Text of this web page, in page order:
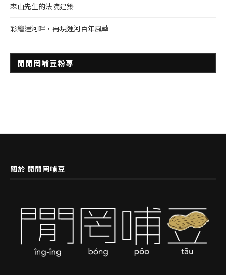
森山先生的法院建築
彩繪運河畔，再現運河百年風華
閒閒罔哺豆粉專
關於 閒閒罔哺豆